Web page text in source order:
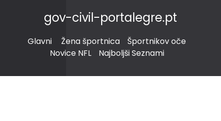
gov-civil-portalegre.pt
Glavni Žena športnica
Športnikov oče
Novice NFL
Najboljši Seznami